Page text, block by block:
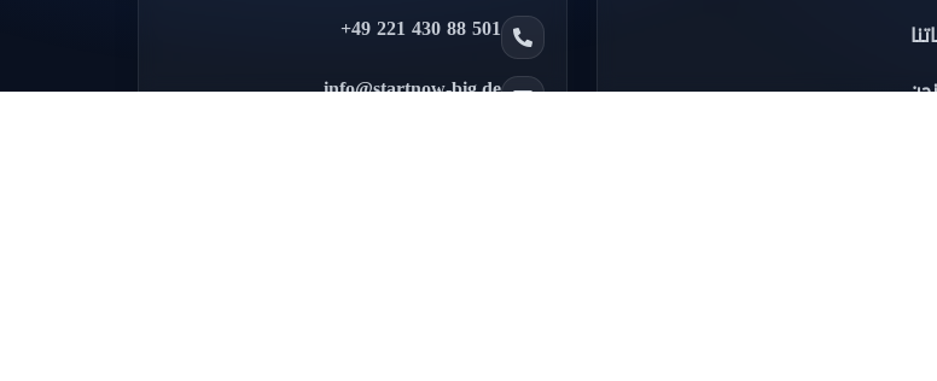
+49 221 430 88 501
info@startnow-big.de